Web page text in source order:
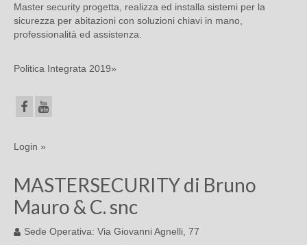
Master security progetta, realizza ed installa sistemi per la
sicurezza per abitazioni con soluzioni chiavi in mano,
professionalità ed assistenza.
Politica Integrata 2019»
Login »
MASTERSECURITY di Bruno
Mauro & C. snc
Sede Operativa: Via Giovanni Agnelli, 77